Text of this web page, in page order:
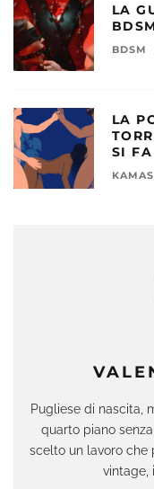
Pugliese di nascita,
quarto piano
scelto un lavoro che
vintage,
LA
BDSM
LA
SI FA